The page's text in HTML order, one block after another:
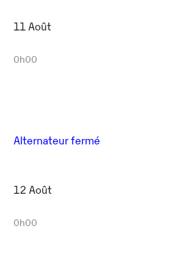
11 Août
0h00
Alternateur fermé
12 Août
0h00